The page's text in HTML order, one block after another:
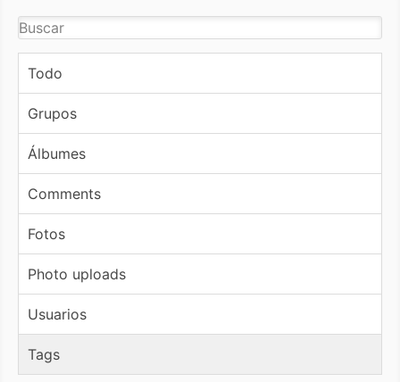
Todo
Grupos
Álbumes
Comments
Fotos
Photo uploads
Usuarios
Tags